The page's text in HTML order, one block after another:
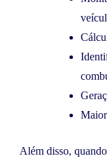
Além disso,